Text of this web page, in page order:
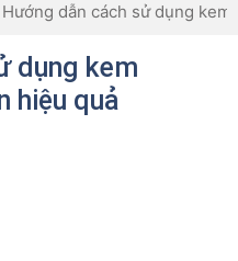
Hướng dẫn cách sử dụng
dụng kem
hiệu quả